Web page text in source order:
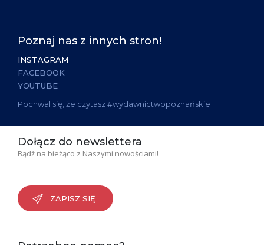
Poznaj nas z innych stron!
INSTAGRAM
FACEBOOK
YOUTUBE
Pochwal się, że czytasz #wydawnictwopoznańskie
Dołącz do newslettera
Bądź na bieżąco z Naszymi nowościami!
ZAPISZ SIĘ